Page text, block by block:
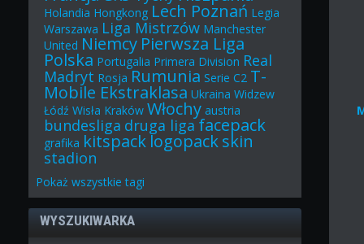
Holandia Hongkong Lech Poznań Legia
Warszawa Liga Mistrzów Manchester
United Niemcy Pierwsza Liga
Polska Portugalia Primera Division Real
Madryt Rosja Rumunia Serie C2 T-
Mobile Ekstraklasa Ukraina Widzew
Łódź Wisła Kraków Włochy austria
bundesliga druga ligafacepack
grafika kitspacklogopackskin
stadion
Pokażwszystkie tagi
WYSZUKIWARKA